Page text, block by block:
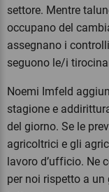
settore. Mentre
occupano del
assegnano i
seguono le/i
Noemi Imfeld
stagione e
del giorno. Se le
agricoltrici e gli
lavoro d’ufficio. Ne
per noi rispetto a